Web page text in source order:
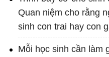
Quan niệm cho rằng
sinh con trai hay con
Mỗi học sinh cần làm